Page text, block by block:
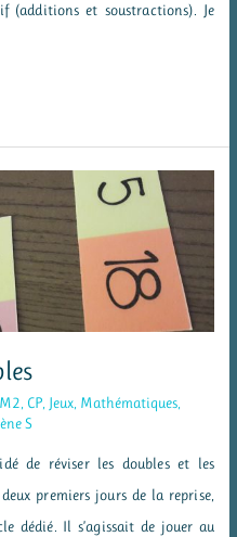
et soustractions). Je
CP Jeux Mathématiques
S
de réviser les doubles et les
premiers jours de la reprise,
dédié. Il s’agissait de jouer au